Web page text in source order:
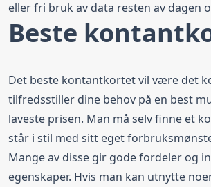
eller fri bruk av data resten av dagen
Beste
Det beste kontantkortet vil være det
tilfredsstiller dine behov på en best
laveste prisen. Man må selv finne et
står i stil med sitt eget
Mange av disse gir gode fordeler og
egenskaper. Hvis man kan utnytte